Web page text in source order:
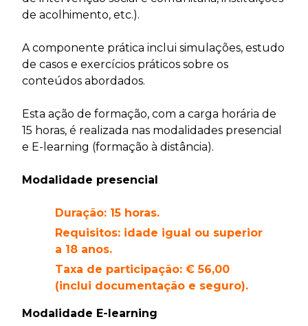
de acolhimento, etc.).
A componente prática inclui simulações, estudo
de casos e exercícios práticos sobre os
conteúdos abordados.
Esta ação de formação, com a carga horária de
15 horas, é realizada nas modalidades presencial
e E-learning (formação à distância).
Modalidade presencial
Duração: 15 horas.
Requisitos: idade igual ou superior
a 18 anos.
Taxa de participação: € 56,00
(inclui documentação e seguro).
Modalidade E-learning